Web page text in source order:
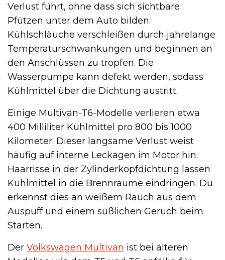
Verlust führt, ohne dass sich sichtbare
Pfützen unter dem Auto bilden.
Kühlschläuche verschleißen durch jahrelange
Temperaturschwankungen und beginnen an
den Anschlüssen zu tropfen. Die
Wasserpumpe kann defekt werden, sodass
Kühlmittel über die Dichtung austritt.
Einige Multivan-T6-Modelle verlieren etwa
400 Milliliter Kühlmittel pro 800 bis 1000
Kilometer. Dieser langsame Verlust weist
häufig auf interne Leckagen im Motor hin.
Haarrisse in der Zylinderkopfdichtung lassen
Kühlmittel in die Brennräume eindringen. Du
erkennst dies an weißem Rauch aus dem
Auspuff und einem süßlichen Geruch beim
Starten.
Der Volkswagen Multivan ist bei älteren